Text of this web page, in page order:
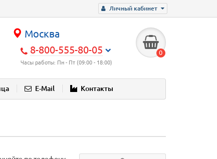
Личный кабинет
Москва
8-800-555-80-05
Часы работы: Пн - Пт (09:00 - 18:00)
0
E-Mail Контакты